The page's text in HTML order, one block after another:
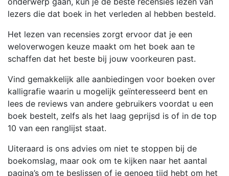
lezers die dat boek in het verleden al hebben besteld.
Het lezen van recensies zorgt ervoor dat je een
weloverwogen keuze maakt om het boek aan te
schaffen dat het beste bij jouw voorkeuren past.
Vind gemakkelijk alle aanbiedingen voor boeken over
kalligrafie waarin u mogelijk geïnteresseerd bent en
lees de reviews van andere gebruikers voordat u een
boek bestelt, zelfs als het laag geprijsd is of in de top
10 van een ranglijst staat.
Uiteraard is ons advies om niet te stoppen bij de
boekomslag, maar ook om te kijken naar het aantal
pagina’s om te beslissen of je genoeg tijd hebt om het